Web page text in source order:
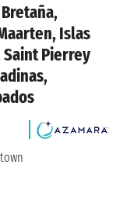
Islas
Pierrey